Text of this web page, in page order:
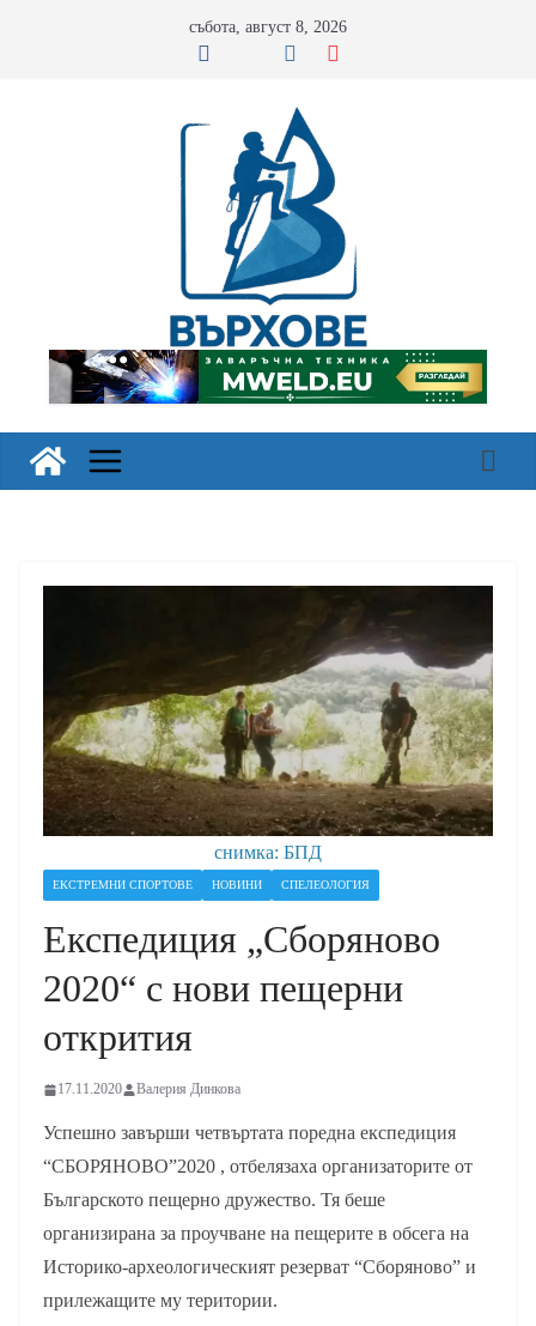
събота, август 8, 2026
снимка: БПД
ЕКСТРЕМНИ СПОРТОВЕ НОВИНИ СПЕЛЕОЛОГИЯ
Експедиция „Сборяново
2020“ с нови пещерни
открития
17.11.2020 Валерия Динкова
Успешно завърши четвъртата поредна експедиция
“СБОРЯНОВО”2020 , отбелязаха организаторите от
Българското пещерно дружество. Тя беше
организирана за проучване на пещерите в обсега на
Историко-археологическият резерват “Сборяново” и
прилежащите му територии.